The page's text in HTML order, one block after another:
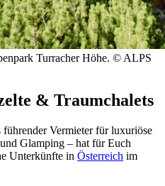
Turracher Höhe. © ALPS
& Traumchalets
führender Vermieter für luxuriöse
Glamping – hat für Euch
Unterkünfte in Österreich im